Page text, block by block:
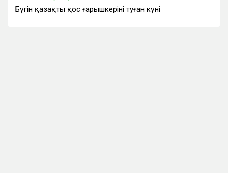
Бүгін қазақтың қос ғарышкерінің туған күні